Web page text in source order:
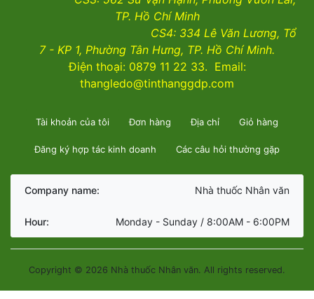
TP. Hồ Chí Minh
CS4: 334 Lê Văn Lương, Tổ
7 - KP 1, Phường Tân Hưng, TP. Hồ Chí Minh.
Điện thoại: 0879 11 22 33. Email:
thangledo@tinthanggdp.com
Tài khoản của tôi Đơn hàng Địa chỉ Giỏ hàng
Đăng ký hợp tác kinh doanh Các câu hỏi thường gặp
Company name: Nhà thuốc Nhân văn
Hour: Monday - Sunday / 8:00AM - 6:00PM
Copyright © 2026 Nhà thuốc Nhân văn. All rights reserved.